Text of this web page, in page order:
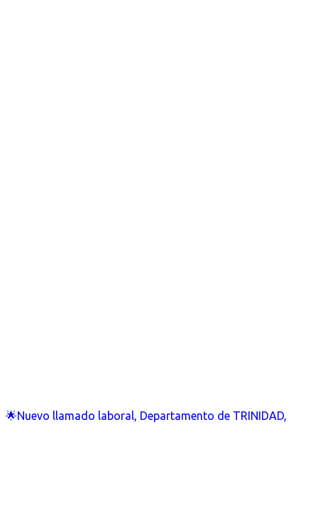
🌟Nuevo llamado laboral, Departamento de TRINIDAD,